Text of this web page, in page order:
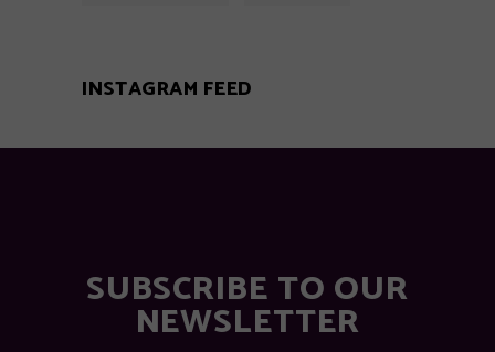
INSTAGRAM FEED
SUBSCRIBE TO OUR
NEWSLETTER